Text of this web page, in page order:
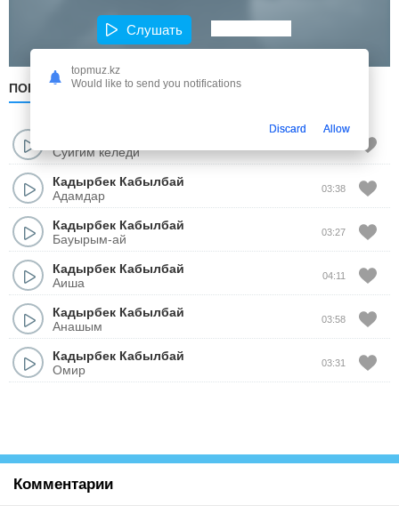
Слушать
ПОПУЛЯРНЫЕ ПО ДАТЕ ПО АЛФАВИТУ
Суйгим келеди
Кадырбек Кабылбай
Адамдар
03:38
Кадырбек Кабылбай
Бауырым-ай
03:27
Кадырбек Кабылбай
Аиша
04:11
Кадырбек Кабылбай
Анашым
03:58
Кадырбек Кабылбай
Омир
03:31
Комментарии
topmuz.kz
Would like to send you notifications
Discard Allow